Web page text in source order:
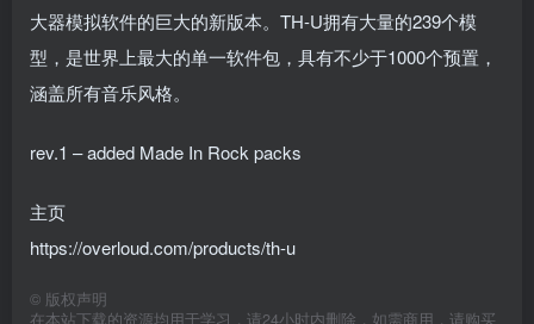
大器模拟软件的巨大的新版本。TH-U拥有大量的239个模
型，是世界上最大的单一软件包，具有不少于1000个预置，
涵盖所有音乐风格。
rev.1 – added Made In Rock packs
主页
https://overloud.com/products/th-u
© 版权声明